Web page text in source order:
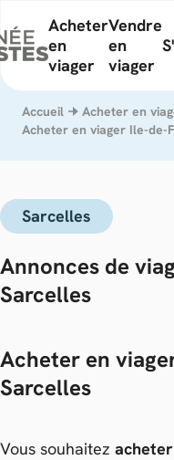
Acheter
en
viager
Vendre
en
viager
Accueil Acheter en
Acheter en viager Ile-de-
Sarcelles
Annonces de
Sarcelles
Acheter en
Sarcelles
Vous souhaitez